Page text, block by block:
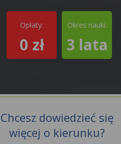
Opłaty:
0 zł
Okres nauki:
3 lata
Chcesz dowiedzieć się
więcej o kierunku?